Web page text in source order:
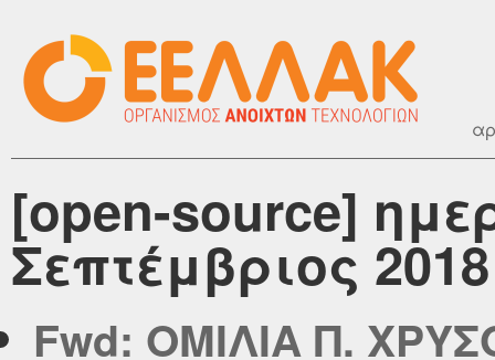
[open-source]
Σεπτέμβριος 2018
Fwd: ΟΜΙΛΙΑ Π.